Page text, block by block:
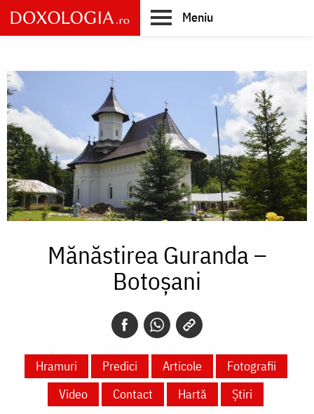
Skip
to
main
Meniu
Mănăstirea Guranda –
Botoșani
Hramuri Predici Articole
Fotografii
Video
Contact Hartă Știri